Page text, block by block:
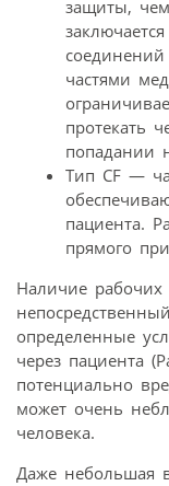
защиты,
частями
протекать
попадании
Тип CF —
пациента.
прямого
Наличие
определенные
через пациента
потенциально
может очень
человека.
Даже небольшая